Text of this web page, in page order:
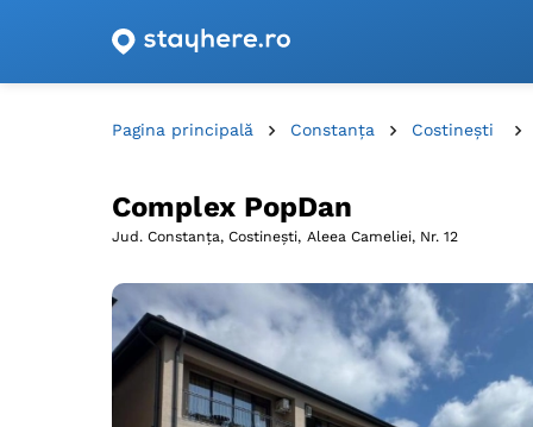
Pagina principală Constanța Costineşti
Complex PopDan
Jud. Constanța, Costineşti, Aleea Cameliei, Nr. 12